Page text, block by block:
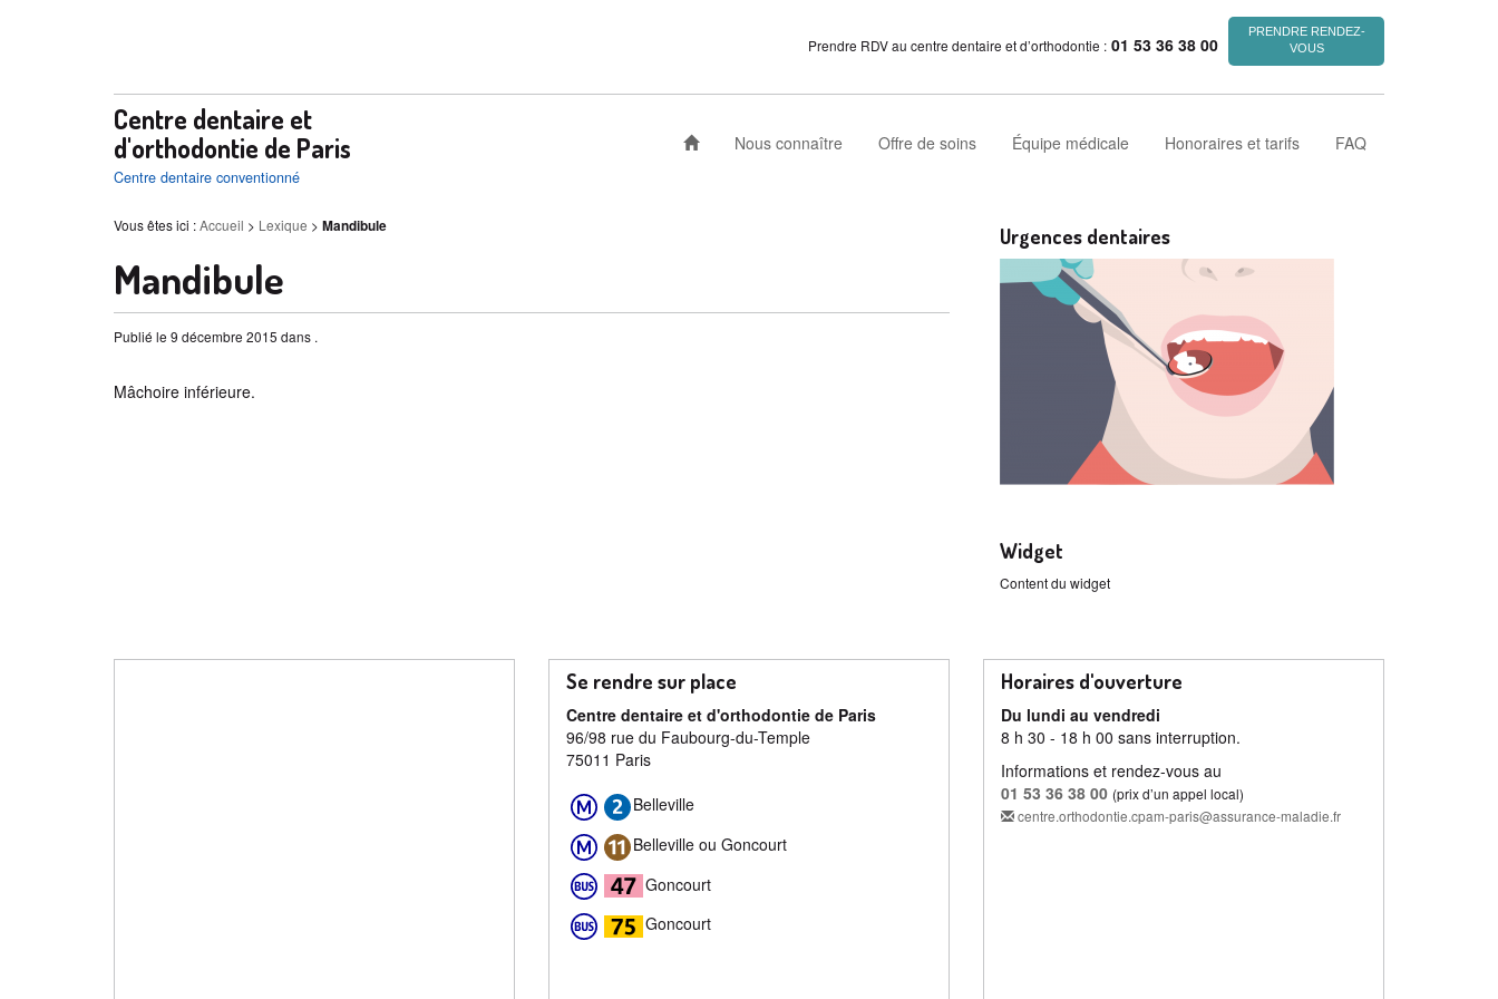
Prendre RDV au centre dentaire et d’orthodontie : 01 53 36 38 00
PRENDRE RENDEZ-
VOUS
Centre dentaire et
d'orthodontie de Paris
Centre dentaire conventionné
Nous connaître Offre de soins Équipe médicale Honoraires et tarifs FAQ
Vous êtes ici :Accueil > Lexique > Mandibule
Mandibule
Publié le 9 décembre 2015 dans .
Mâchoire inférieure.
Urgences dentaires
Widget
Content du widget
Se rendre sur place
Centre dentaire et d'orthodontie de Paris
96/98 rue du Faubourg-du-Temple
75011 Paris
Belleville
Belleville ou Goncourt
Goncourt
Goncourt
Horaires d'ouverture
Du lundi au vendredi
8 h 30 - 18 h 00 sans interruption.
Informations et rendez-vous au
01 53 36 38 00 (prix d’un appel local)
centre.orthodontie.cpam-paris@assurance-maladie.fr